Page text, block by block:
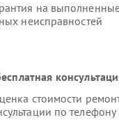
на
неисправностей
стоимости
по